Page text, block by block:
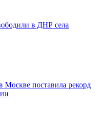
в ДНР села
поставила рекорд